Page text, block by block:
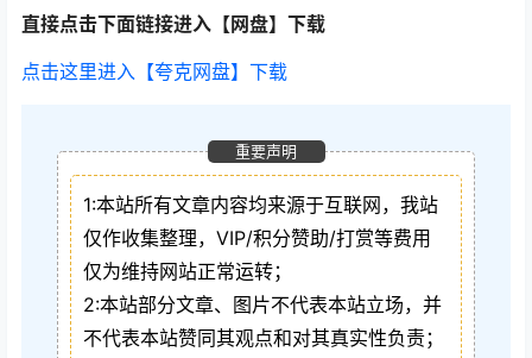
直接点击下面链接进入【网盘】下载
点击这里进入【夸克网盘】下载
重要声明
1:本站所有文章内容均来源于互联网，我站
仅作收集整理，VIP/积分赞助/打赏等费用
仅为维持网站正常运转；
2:本站部分文章、图片不代表本站立场，并
不代表本站赞同其观点和对其真实性负责；